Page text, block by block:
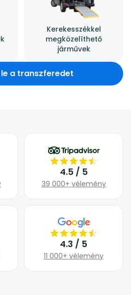
Kerekesszékkel
megközelíthető
járművek
a transzferedet
4.5 / 5
39 000+ vélemény
4.3 / 5
11 000+ vélemény